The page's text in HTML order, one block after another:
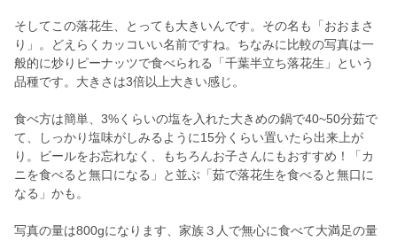
そしてこの落花生、とっても大きいんです。その名も「おおまさ
り」。どえらくカッコいい名前ですね。ちなみに比較の写真は一
般的に炒りピーナッツで食べられる「千葉半立ち落花生」という
品種です。大きさは3倍以上大きい感じ。
食べ方は簡単、3%くらいの塩を入れた大きめの鍋で40~50分茹で
て、しっかり塩味がしみるように15分くらい置いたら出来上が
り。ビールをお忘れなく、もちろんお子さんにもおすすめ！「カ
ニを食べると無口になる」と並ぶ「茹で落花生を食べると無口に
なる」かも。
写真の量は800gになります、家族３人で無心に食べて大満足の量